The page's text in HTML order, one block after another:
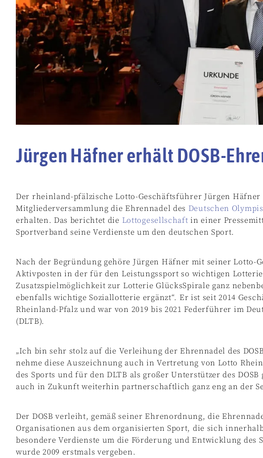
Jürgen Häfner erhält DOSB-
Der rheinland-pfälzische Lotto-Geschäftsführer Jürgen Häfner
Mitgliederversammlung die Ehrennadel des Deutschen
erhalten. Das berichtet die Lottogesellschaft in einer
Sportverband seine Verdienste um den deutschen Sport.
Nach der Begründung gehöre Jürgen Häfner mit seiner Lotto-
Aktivposten in der für den Leistungssport so wichtigen Lotterie
Zusatzspielmöglichkeit zur Lotterie GlücksSpirale ganz
ebenfalls wichtige Soziallotterie ergänzt“. Er ist seit 2014
Rheinland-Pfalz und war von 2019 bis 2021 Federführer im
(DLTB).
„Ich bin sehr stolz auf die Verleihung der Ehrennadel des
nehme diese Auszeichnung auch in Vertretung von Lotto
des Sports und für den DLTB als großer Unterstützer des
auch in Zukunft weiterhin partnerschaftlich ganz eng an der
Der DOSB verleiht, gemäß seiner Ehrenordnung, die
Organisationen aus dem organisierten Sport, die sich
besondere Verdienste um die Förderung und Entwicklung des
wurde 2009 erstmals vergeben.